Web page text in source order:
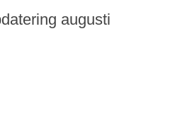
augusti